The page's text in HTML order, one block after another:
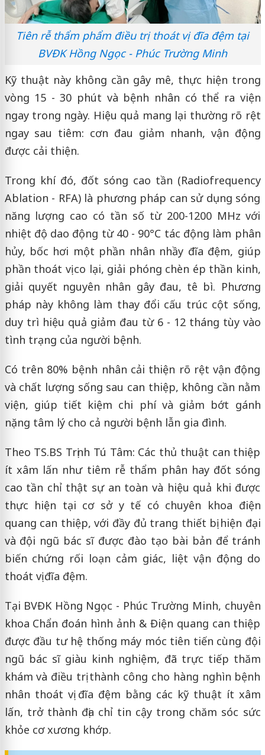
Tiên rễ thẩm phẩm điều trị thoát vị đĩa đệm tại
BVĐK Hồng Ngọc - Phúc Trường Minh
Kỹ thuật này không cần gây mê, thực hiện trong
vòng 15 - 30 phút và bệnh nhân có thể ra viện
ngay trong ngày. Hiệu quả mang lại thường rõ rệt
ngay sau tiêm: cơn đau giảm nhanh, vận động
được cải thiện.
Trong khí đó, đốt sóng cao tần (Radiofrequency
Ablation - RFA) là phương pháp can sử dụng sóng
năng lượng cao có tần số từ 200-1200 MHz với
nhiệt độ dao động từ 40 - 90°C tác động làm phân
hủy, bốc hơi một phần nhân nhầy đĩa đệm, giúp
phần thoát vị co lại, giải phóng chèn ép thần kinh,
giải quyết nguyên nhân gây đau, tê bì. Phương
pháp này không làm thay đổi cấu trúc cột sống,
duy trì hiệu quả giảm đau từ 6 - 12 tháng tùy vào
tình trạng của người bệnh.
Có trên 80% bệnh nhân cải thiện rõ rệt vận động
và chất lượng sống sau can thiệp, không cần nằm
viện, giúp tiết kiệm chi phí và giảm bớt gánh
nặng tâm lý cho cả người bệnh lẫn gia đình.
Theo TS.BS Trịnh Tú Tâm: Các thủ thuật can thiệp
ít xâm lấn như tiêm rễ thẩm phân hay đốt sóng
cao tần chỉ thật sự an toàn và hiệu quả khi được
thực hiện tại cơ sở y tế có chuyên khoa điện
quang can thiệp, với đầy đủ trang thiết bị hiện đại
và đội ngũ bác sĩ được đào tạo bài bản để tránh
biến chứng rối loạn cảm giác, liệt vận động do
thoát vị đĩa đệm.
Tại BVĐK Hồng Ngọc - Phúc Trường Minh, chuyên
khoa Chẩn đoán hình ảnh & Điện quang can thiệp
được đầu tư hệ thống máy móc tiên tiến cùng đội
ngũ bác sĩ giàu kinh nghiệm, đã trực tiếp thăm
khám và điều trị thành công cho hàng nghìn bệnh
nhân thoát vị đĩa đệm bằng các kỹ thuật ít xâm
lấn, trở thành địa chỉ tin cậy trong chăm sóc sức
khỏe cơ xương khớp.